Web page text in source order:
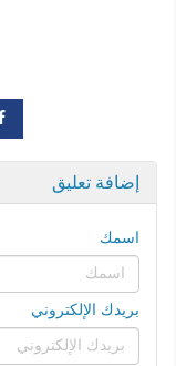
إضافة تعليق
اسمك
بريدك الإلكتروني